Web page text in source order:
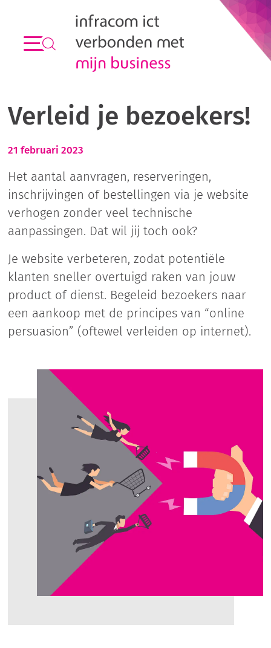
Verleid je bezoekers!
21 februari 2023
Het aantal aanvragen, reserveringen,
inschrijvingen of bestellingen via je website
verhogen zonder veel technische
aanpassingen. Dat wil jij toch ook?
Je website verbeteren, zodat potentiële
klanten sneller overtuigd raken van jouw
product of dienst. Begeleid bezoekers naar
een aankoop met de principes van “online
persuasion” (oftewel verleiden op internet).